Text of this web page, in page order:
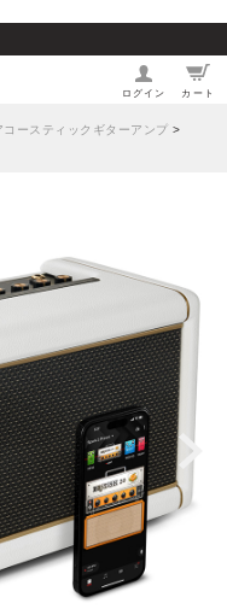
ログイン カート
コースティックギターアンプ >